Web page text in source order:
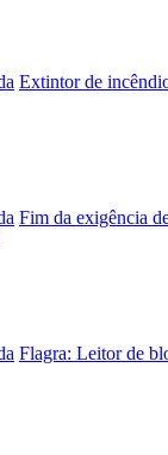
Extintor de
Fim da exigência
Flagra: Leitor de